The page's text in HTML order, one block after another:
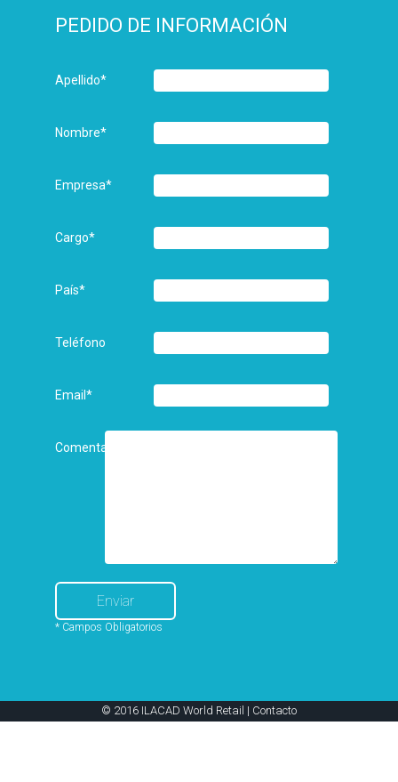
PEDIDO DE INFORMACIÓN
Apellido*
Nombre*
Empresa*
Cargo*
País*
Teléfono
Email*
Comentarios
* Campos Obligatorios
© 2016 ILACAD World Retail | Contacto